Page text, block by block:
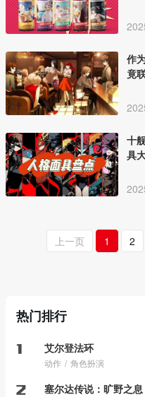
作
竟
十
具
上一页 1 2
热门排行
艾尔登法环
动作 角色扮演
塞尔达传说：旷野之息